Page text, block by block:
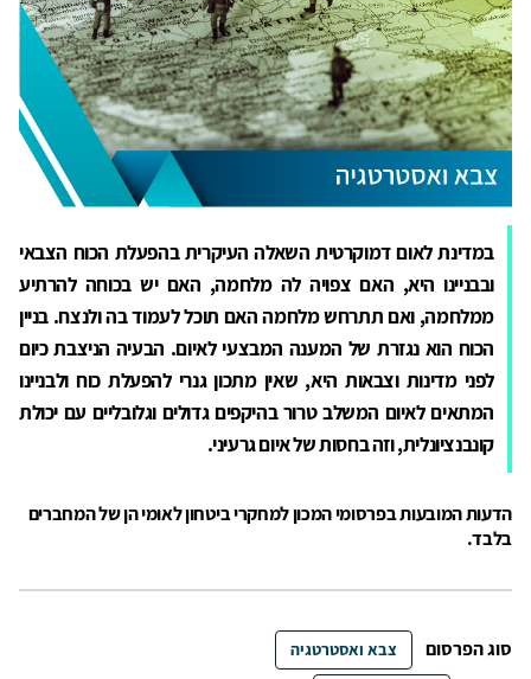
במדינת לאום דמוקרטית השאלה העיקרית בהפעלת הכוח הצבאי
ובבניינו היא, האם צפויה לה מלחמה, האם יש בכוחה להרתיע
ממלחמה, ואם תתרחש מלחמה האם תוכל לעמוד בה ולנצח. בניין
הכוח הוא נגזרת של המענה המבצעי לאיום. הבעיה הניצבת כיום
לפני מדינות וצבאות היא, שאין מתכון גנרי להפעלת כוח ולבניינו
המתאים לאיום המשלב טרור בהיקפים גדולים וגלובליים עם יכולת
קונבנציונלית, וזה בחסות של איום גרעיני.
הדעות המובעות בפרסומי המכון למחקרי ביטחון לאומי הן של המחברים
בלבד.
סוג הפרסום צבא ואסטרטגיה